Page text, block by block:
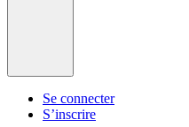
Se connecter
S’inscrire